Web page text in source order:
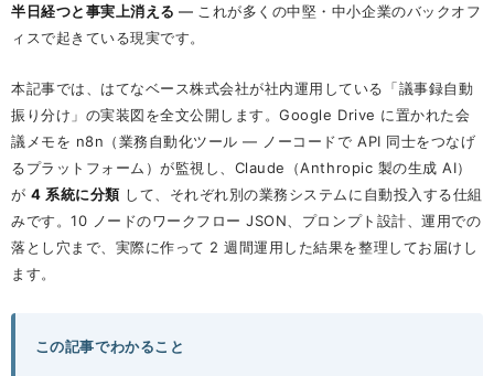
半日経つと事実上消える — これが多くの中堅・中小企業のバックオフ
ィスで起きている現実です。
本記事では、はてなベース株式会社が社内運用している「議事録自動
振り分け」の実装図を全文公開します。Google Drive に置かれた会
議メモを n8n（業務自動化ツール — ノーコードで API 同士をつなげ
るプラットフォーム）が監視し、Claude（Anthropic 製の生成 AI）
が4 系統に分類して、それぞれ別の業務システムに自動投入する仕組
みです。10 ノードのワークフロー JSON、プロンプト設計、運用での
落とし穴まで、実際に作って 2 週間運用した結果を整理してお届けし
ます。
この記事でわかること